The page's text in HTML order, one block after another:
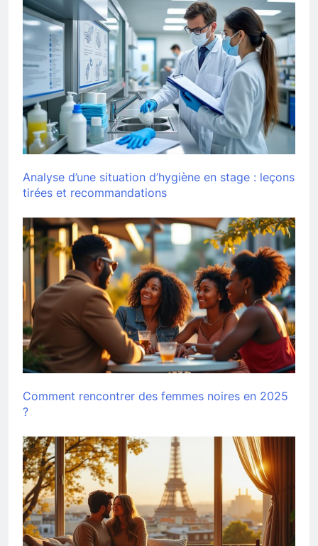
Analyse d’une situation d’hygiène en stage : leçons
tirées et recommandations
Comment rencontrer des femmes noires en 2025
?